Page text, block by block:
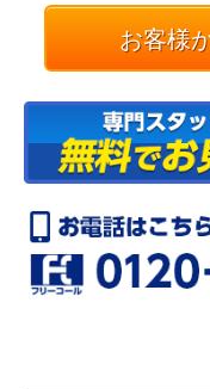
お客様